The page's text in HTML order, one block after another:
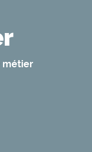
métier